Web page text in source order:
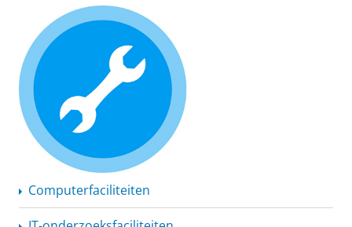
Computerfaciliteiten